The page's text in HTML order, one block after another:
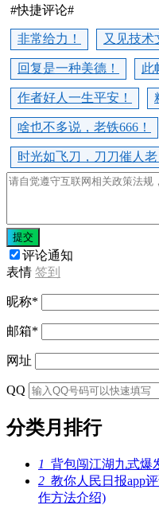
#快捷评论#
非常给力！ 又见技术
回复是一种美德！ 此
作者好人一生平安！
啥也不多说，老铁666！
时光如飞刀，刀刀催人老
提交
评论通知
表情 签到
昵称*
邮箱*
网址
QQ
分类月排行
1 背包闯江湖九式爆
2 教你人民日报app
作方法介绍)